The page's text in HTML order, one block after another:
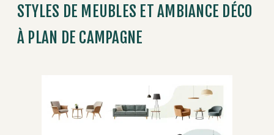
STYLES DE MEUBLES ET AMBIANCE DÉCO
À PLAN DE CAMPAGNE